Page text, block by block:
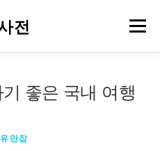
전 메뉴
좋은 국내 여행
유만잡